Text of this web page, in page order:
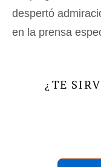
despertó
en la prensa
¿ TE